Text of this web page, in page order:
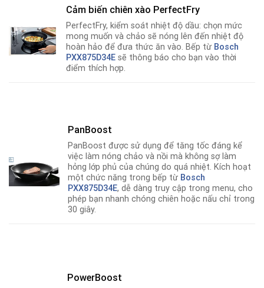
Cảm biến chiên xào PerfectFry
PerfectFry, kiểm soát nhiệt độ dầu: chọn mức
mong muốn và chảo sẽ nóng lên đến nhiệt độ
hoàn hảo để đưa thức ăn vào. Bếp từ Bosch
PXX875D34E sẽ thông báo cho bạn vào thời
điểm thích hợp.
PanBoost
PanBoost được sử dụng để tăng tốc đáng kể
việc làm nóng chảo và nồi mà không sợ làm
hỏng lớp phủ của chúng do quá nhiệt. Kích hoạt
một chức năng trong bếp từ Bosch
PXX875D34E, dễ dàng truy cập trong menu, cho
phép bạn nhanh chóng chiên hoặc nấu chỉ trong
30 giây.
PowerBoost